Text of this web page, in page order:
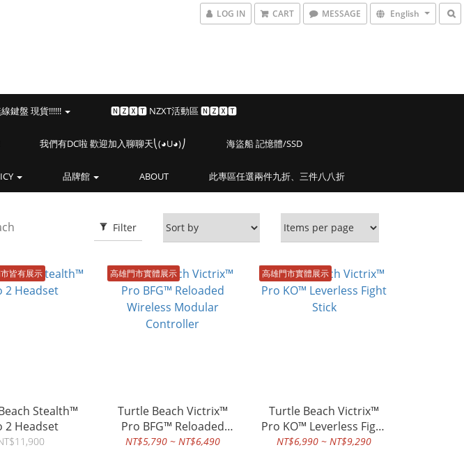
LOG IN CART MESSAGE English
鍵盤 現貨!!!!!! 🅽🆉🆇🆃 NZXT活動區 🅽🆉🆇🆃
我們有DC啦 歡迎加入聊聊天⎝(◕U◕)⎠ 海盜船 記憶體/SSD
品牌館 ABOUT 此專區任選兩件九折、三件八八折
Filter
皆有展示
Stealth™
Pro 2 Headset
高雄門市實體展示
Turtle Beach Victrix™
Pro BFG™ Reloaded
Wireless Modular
NT$5,790 ~ NT$6,490
高雄門市實體展示
Turtle Beach Victrix™
Pro KO™ Leverless Fight
Stick
NT$6,990 ~ NT$9,290